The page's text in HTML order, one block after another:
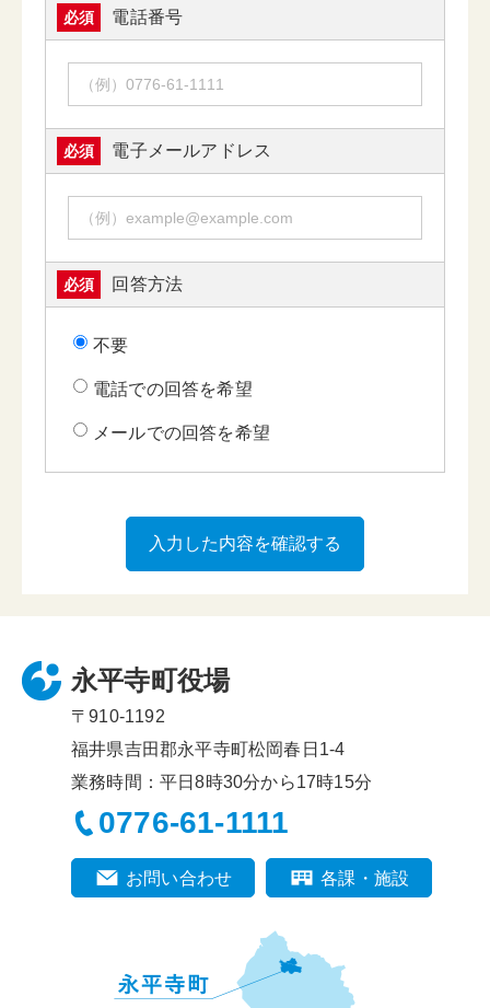
必須 電話番号
必須 電子メールアドレス
必須 回答方法
不要
電話での回答を希望
メールでの回答を希望
永平寺町役場
〒910-1192
福井県吉田郡永平寺町松岡春日1-4
業務時間：平日8時30分から17時15分
0776-61-1111
お問い合わせ 各課・施設